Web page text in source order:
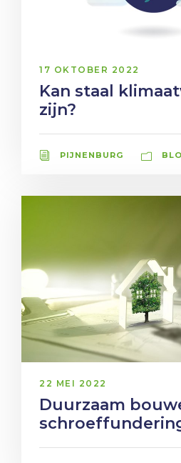
17 OKTOBER 2022
Kan staal
zijn?
PIJNENBURG
22 MEI 2022
Duurzaam